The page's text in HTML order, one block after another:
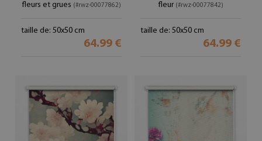
fleurs et grues (#rwz-00077862)
taille de: 50x50 cm
64.99 €
fleur (#rwz-00077842)
taille de: 50x50 cm
64.99 €